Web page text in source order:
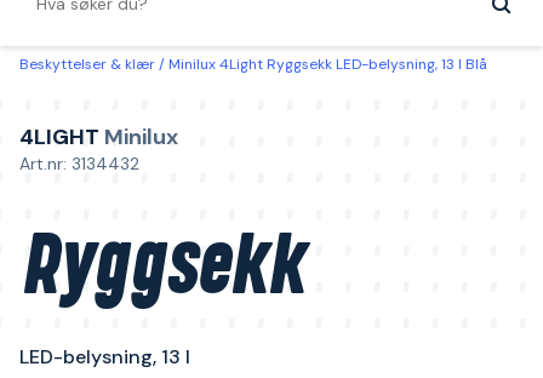
Beskyttelser & klær Minilux 4Light Ryggsekk LED-belysning, 13 l Blå
4LIGHT Minilux
Art.nr: 3134432
Ryggsekk
LED-belysning, 13 l